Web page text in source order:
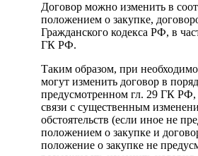
Договор можно изменить в
положением о закупке,
Гражданского кодекса РФ, в
ГК РФ.
Таким образом, при
могут изменить договор в
предусмотренном гл. 29 ГК РФ,
связи с существенным
обстоятельств (если иное не
положением о закупке и
положение о закупке не